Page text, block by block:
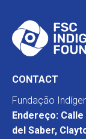
CONTACT
Fundação
Endereço:
del Saber,